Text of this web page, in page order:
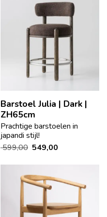
Barstoel Julia | Dark |
ZH65cm
Prachtige barstoelen in
japandi stijl!
599,00 549,00